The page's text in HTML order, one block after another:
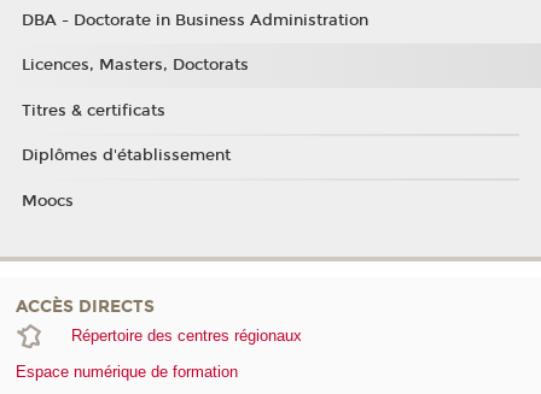
DBA - Doctorate in Business Administration
Licences, Masters, Doctorats
Titres & certificats
Diplômes d'établissement
Moocs
ACCÈS DIRECTS
Répertoire des centres régionaux
Espace numérique de formation